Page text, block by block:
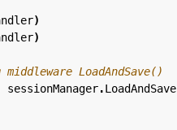
)
)
LoadAndSave()
sessionManager.LoadAndSave